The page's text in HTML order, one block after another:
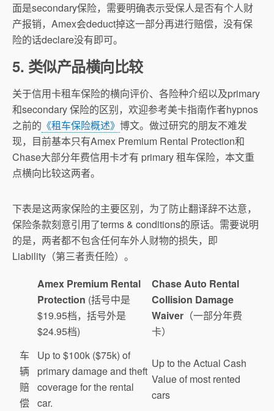
面是secondary保险， 需要明确表示受保人是否有个人财
产报销， Amex会deduct掉这一部分再进行赔偿， 没有保
险的话declare没有即可。
5. 类似产品横向比较
关于信用卡租车保险的横向评价、各险种介绍以及primary
和secondary 保险的区别，欢迎参考美卡指南作者hypnos
之前的 《租车保险概述》 博文。做过研究的朋友不难发
现，目前基本只有Amex Premium Rental Protection和
Chase大部分年费信用卡才有 primary 租车保险，本文重
点横向比较这两者。
下表是这两家保险的主要区别，为了防止翻译辞不达意，
保险条款刻意引用了terms & conditions的原话。需要说明
的是，两者都不包含任何车外人财物的损失，即
Liability（第三者责任险）。
Amex Premium Rental
Protection (括号中是
$19.95档，括号外是
$24.95档)
Chase Auto Rental
Collision Damage
Waiver （一部分年费
卡）
车
辆
赔
偿
Up to $100k ($75k) of
primary damage and theft
coverage for the rental
car.
Up to the Actual Cash
Value of most rented
cars